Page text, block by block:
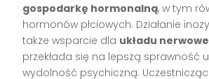
gospodarkę hormonalną, w tym
hormonów płciowych. Działanie
także wsparcie dla układu
przekłada się na lepszą sprawność
wydolność psychiczną.